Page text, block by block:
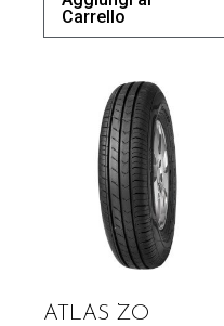
Carrello
ATLAS ZO